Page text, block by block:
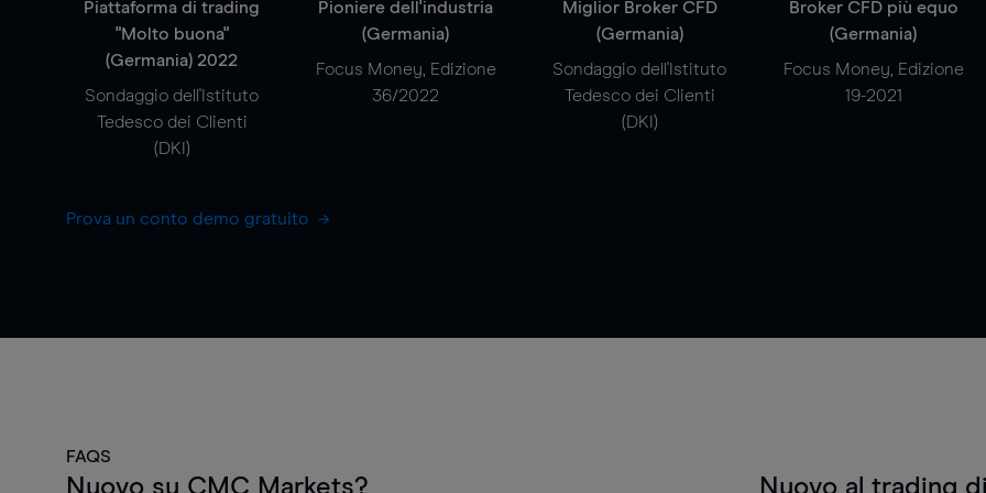
Piattaforma di trading
"Molto buona"
(Germania) 2022
Sondaggio dell'Istituto
Tedesco dei Clienti
(DKI)
Pioniere dell'industria
(Germania)
Focus Money, Edizione
36/2022
Miglior Broker CFD
(Germania)
Sondaggio dell'Istituto
Tedesco dei Clienti
(DKI)
Broker CFD più equo
(Germania)
Focus Money, Edizione
19-2021
Prova un conto demo gratuito
FAQS
Nuovo su CMC Markets? Nuovo al trading